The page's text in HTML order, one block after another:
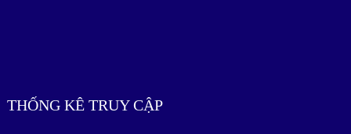
THỐNG KÊ TRUY CẬP